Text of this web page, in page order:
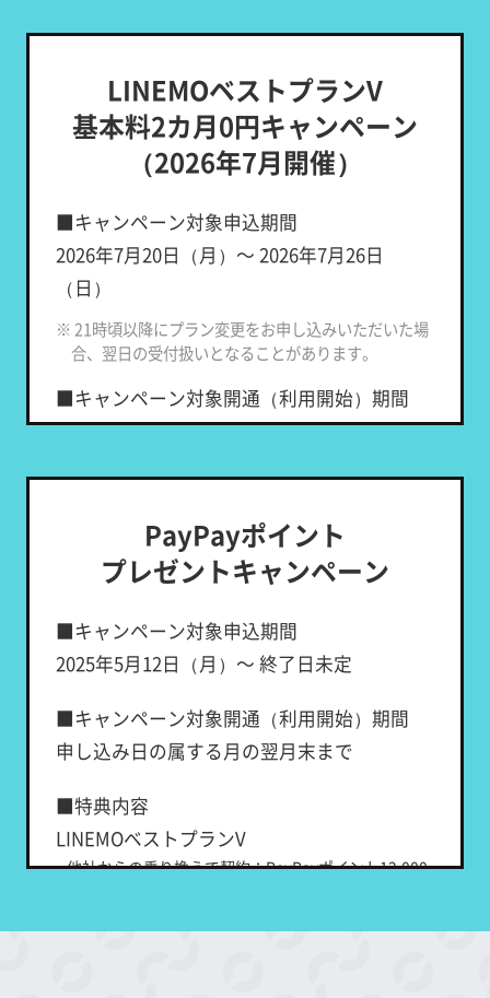
LINEMOベストプランV
基本料2カ月0円キャンペーン
（2026年7月開催）
■キャンペーン対象申込期間
2026年7月20日（月）～ 2026年7月26日
（日）
※ 21時頃以降にプラン変更をお申し込みいただいた場
合、翌日の受付扱いとなることがあります。
■キャンペーン対象開通（利用開始）期間
申し込み日の属する月の翌月末まで
※キャンペーン対象申込期間中にLINEMOを新たにご
■割引対象期間
＜キャンペーン対象申込期間中にLINEMOを
開通日が属する月の翌月から2カ月間
ラン」または「LINEMOベストプラン」をご
利用中の場合＞
■特典内容
月額基本料から2,700円（税込2,970円）割引
■適用条件
PayPayポイント
プレゼントキャンペーン
■キャンペーン対象申込期間
2025年5月12日（月）～ 終了日未定
■キャンペーン対象開通（利用開始）期間
申し込み日の属する月の翌月末まで
■特典内容
LINEMOベストプランV
他社からの乗り換えで契約：PayPayポイント12,000